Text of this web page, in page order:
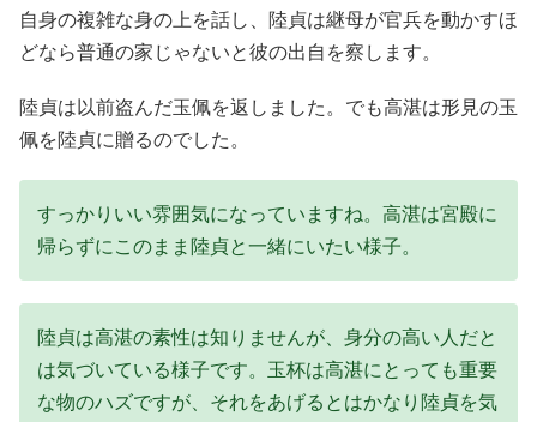
自身の複雑な身の上を話し、陸貞は継母が官兵を動かすほ
どなら普通の家じゃないと彼の出自を察します。
陸貞は以前盗んだ玉佩を返しました。でも高湛は形見の玉
佩を陸貞に贈るのでした。
すっかりいい雰囲気になっていますね。高湛は宮殿に
帰らずにこのまま陸貞と一緒にいたい様子。
陸貞は高湛の素性は知りませんが、身分の高い人だと
は気づいている様子です。玉杯は高湛にとっても重要
な物のハズですが、それをあげるとはかなり陸貞を気